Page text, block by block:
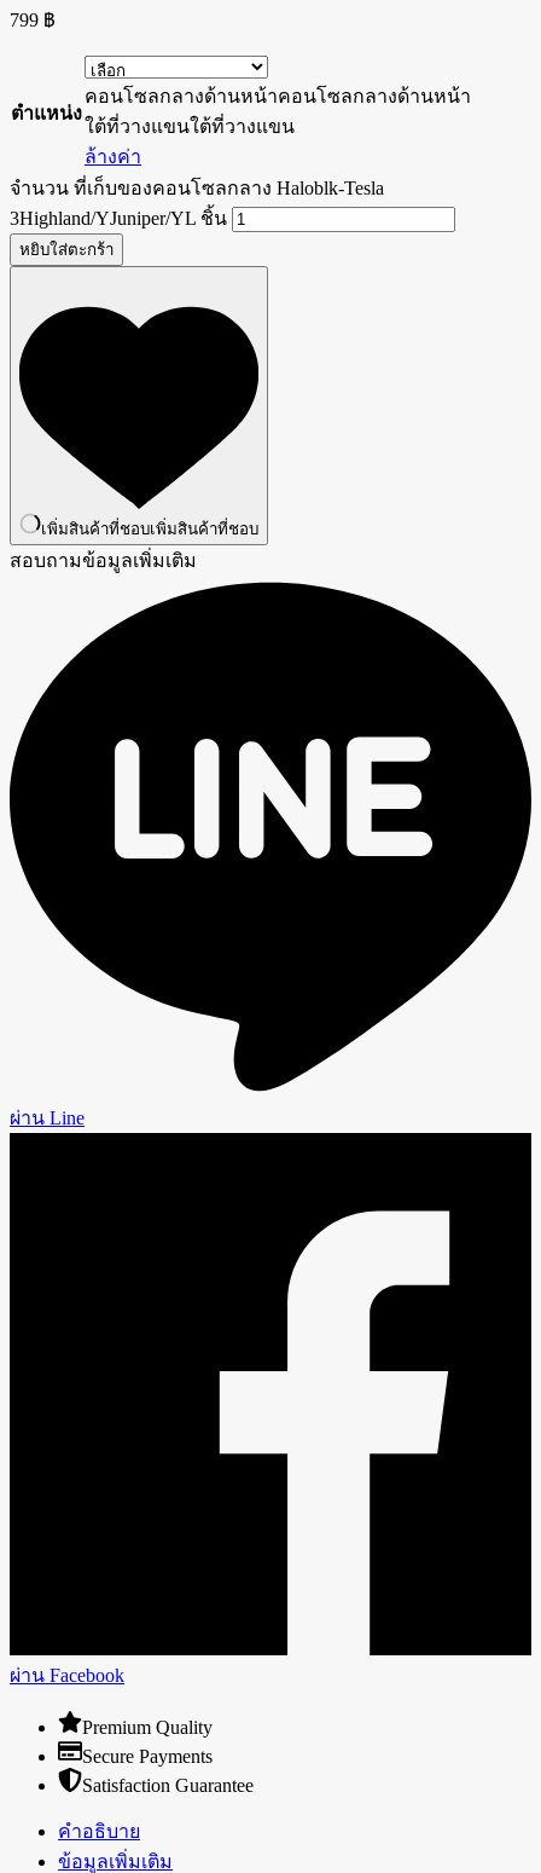
799 ฿
ตำแหน่ง
คอนโซลกลางด้านหน้าคอนโซลกลางด้านหน้า
ใต้ที่วางแขนใต้ที่วางแขน
ล้างค่า
จำนวน ที่เก็บของคอนโซลกลาง Haloblk-Tesla
3Highland/YJuniper/YL ชิ้น
หยิบใส่ตะกร้า
เพิ่มสินค้าที่ชอบเพิ่มสินค้าที่ชอบ
สอบถามข้อมูลเพิ่มเติม
ผ่าน Line
ผ่าน Facebook
Premium Quality
Secure Payments
Satisfaction Guarantee
คำอธิบาย
ข้อมูลเพิ่มเติม